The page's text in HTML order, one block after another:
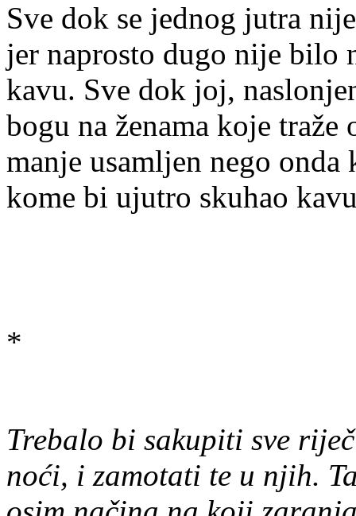
Sve dok se jednog jutra
jer naprosto dugo nije bilo
kavu. Sve dok joj,
bogu na ženama koje
manje usamljen nego
kome bi ujutro skuhao
*
Trebalo bi sakupiti sve
noći, i zamotati te u njih.